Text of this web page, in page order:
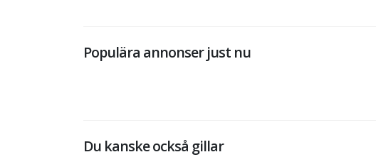
Populära annonser just nu
Du kanske också gillar